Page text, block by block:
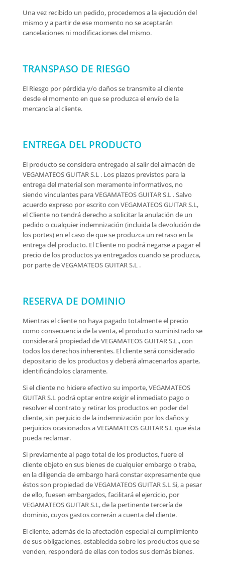
Una vez recibido un pedido, procedemos a la ejecución del
mismo y a partir de ese momento no se aceptarán
cancelaciones ni modificaciones del mismo.
TRANSPASO DE RIESGO
El Riesgo por pérdida y/o daños se transmite al cliente
desde el momento en que se produzca el envío de la
mercancía al cliente.
ENTREGA DEL PRODUCTO
El producto se considera entregado al salir del almacén de
VEGAMATEOS GUITAR S.L . Los plazos previstos para la
entrega del material son meramente informativos, no
siendo vinculantes para VEGAMATEOS GUITAR S.L . Salvo
acuerdo expreso por escrito con VEGAMATEOS GUITAR S.L,
el Cliente no tendrá derecho a solicitar la anulación de un
pedido o cualquier indemnización (incluida la devolución de
los portes) en el caso de que se produzca un retraso en la
entrega del producto. El Cliente no podrá negarse a pagar el
precio de los productos ya entregados cuando se produzca,
por parte de VEGAMATEOS GUITAR S.L .
RESERVA DE DOMINIO
Mientras el cliente no haya pagado totalmente el precio
como consecuencia de la venta, el producto suministrado se
considerará propiedad de VEGAMATEOS GUITAR S.L., con
todos los derechos inherentes. El cliente será considerado
depositario de los productos y deberá almacenarlos aparte,
identificándolos claramente.
Si el cliente no hiciere efectivo su importe, VEGAMATEOS
GUITAR S.L podrá optar entre exigir el inmediato pago o
resolver el contrato y retirar los productos en poder del
cliente, sin perjuicio de la indemnización por los daños y
perjuicios ocasionados a VEGAMATEOS GUITAR S.L que ésta
pueda reclamar.
Si previamente al pago total de los productos, fuere el
cliente objeto en sus bienes de cualquier embargo o traba,
en la diligencia de embargo hará constar expresamente que
éstos son propiedad de VEGAMATEOS GUITAR S.L Si, a pesar
de ello, fuesen embargados, facilitará el ejercicio, por
VEGAMATEOS GUITAR S.L, de la pertinente tercería de
dominio, cuyos gastos correrán a cuenta del cliente.
El cliente, además de la afectación especial al cumplimiento
de sus obligaciones, establecida sobre los productos que se
venden, responderá de ellas con todos sus demás bienes.